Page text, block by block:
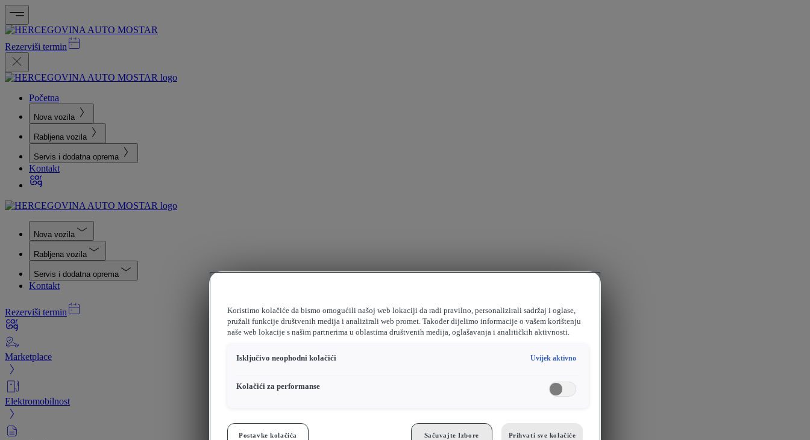
Rezerviši termin
Početna
Nova vozila
Rabljena vozila
Servis i dodatna oprema
Kontakt
Nova vozila
Rabljena vozila
Servis i dodatna oprema
Kontakt
Rezerviši termin
Marketplace
Elektromobilnost
Koristimo kolačiće da bismo omogućili našoj web lokaciji da radi pravilno, personalizirali sadržaj i oglase,
pružali funkcije društvenih medija i analizirali web promet. Također dijelimo informacije o vašem korištenju
naše web lokacije s našim partnerima u oblastima društvenih medija, oglašavanja i analitičkih aktivnosti.
Isključivo neophodni kolačići Uvijek aktivno
Kolačići za performanse
Postavke kolačića Sačuvajte Izbore Prihvati sve kolačiće